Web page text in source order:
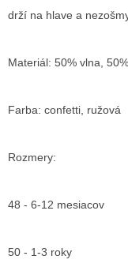
drží na hlave a
Materiál: 50% vlna,
Farba: confetti, ružová
Rozmery:
48 - 6-12 mesiacov
50 - 1-3 roky